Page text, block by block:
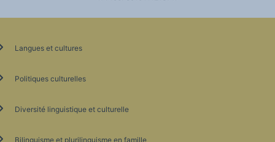
Langues et cultures
Politiques culturelles
Diversité linguistique et culturelle
Bilinguisme et plurilinguisme en famille